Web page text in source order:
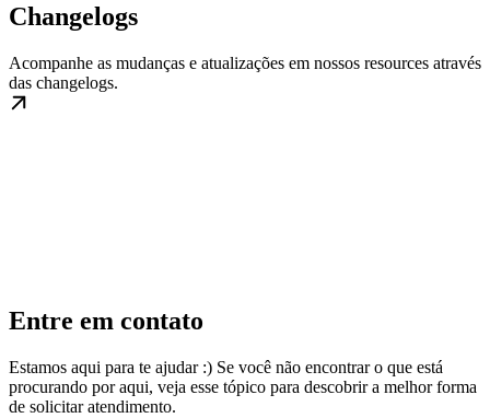
Changelogs
Acompanhe as mudanças e atualizações em nossos resources através
das changelogs.
Entre em contato
Estamos aqui para te ajudar :) Se você não encontrar o que está
procurando por aqui, veja esse tópico para descobrir a melhor forma
de solicitar atendimento.